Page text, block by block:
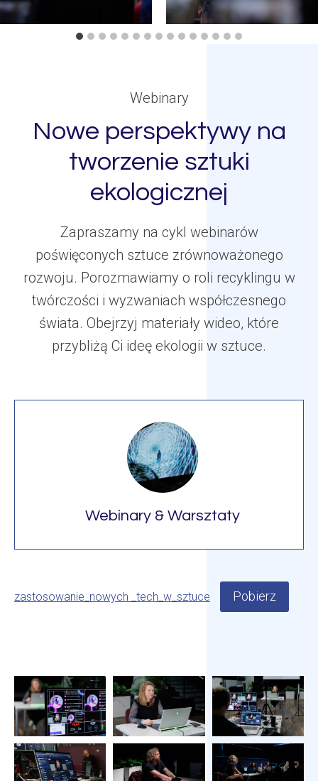
Webinary
Nowe perspektywy na
tworzenie sztuki
ekologicznej
Zapraszamy na cykl webinarów
poświęconych sztuce zrównoważonego
rozwoju. Porozmawiamy o roli recyklingu w
twórczości i wyzwaniach współczesnego
świata. Obejrzyj materiały wideo, które
przybliżą Ci ideę ekologii w sztuce.
Webinary & Warsztaty
zastosowanie_nowych _tech_w_sztuce Pobierz